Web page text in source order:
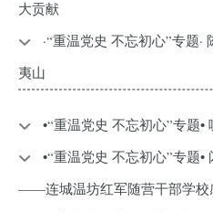
大贡献
·“重温党史 不忘初心”专题·
夷山
•“重温党史 不忘初心”专题•
•“重温党史 不忘初心”专题•
——连城温坊红军随营干部学校